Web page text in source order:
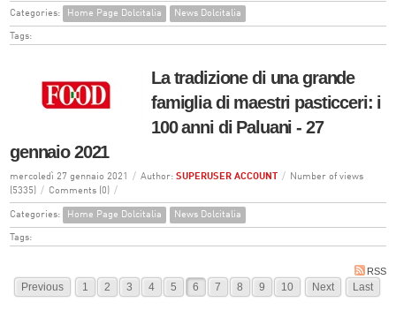
Categories: Home Page Dolcitalia News Dolcitalia
Tags:
La tradizione di una grande
famiglia di maestri pasticceri: i
100 anni di Paluani - 27
gennaio 2021
mercoledì 27 gennaio 2021 / Author: SUPERUSER ACCOUNT /
Number of views
(5335)
/ Comments (0) /
Categories: Home Page Dolcitalia News Dolcitalia
Tags:
RSS
Previous 1 2 3 4 5 6 7 8 9 10 Next Last